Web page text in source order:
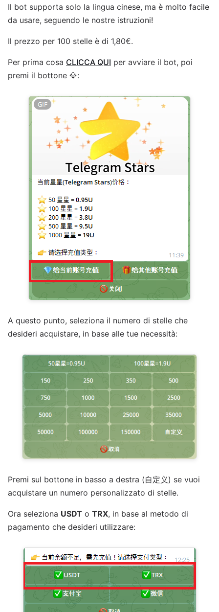
Il bot supporta solo la lingua cinese, ma è molto facile
da usare, seguendo le nostre istruzioni!
Il prezzo per 100 stelle è di 1,80€.
Per prima cosa CLICCA QUI per avviare il bot, poi
premi il bottone 💎:
A questo punto, seleziona il numero di stelle che
desideri acquistare, in base alle tue necessità:
Premi sul bottone in basso a destra (自定义) se vuoi
acquistare un numero personalizzato di stelle.
Ora seleziona USDT o TRX, in base al metodo di
pagamento che desideri utilizzare: